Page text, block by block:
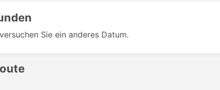
Sie ein anderes Datum.